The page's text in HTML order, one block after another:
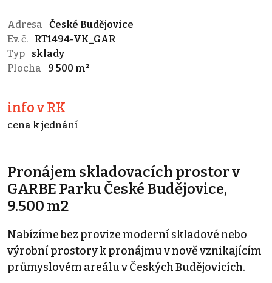
Adresa
České Budějovice
Ev. č.
RT1494-VK_GAR
Typ
sklady
Plocha
9 500 m²
info v RK
cena k jednání
Pronájem skladovacích prostor v
GARBE Parku České Budějovice,
9.500 m2
Nabízíme bez provize moderní skladové nebo
výrobní prostory k pronájmu v nově vznikajícím
průmyslovém areálu v Českých Budějovicích.